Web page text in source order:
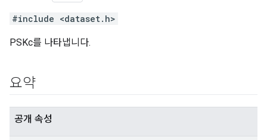
#include <dataset.h>
PSKc를 나타냅니다.
요약
공개 속성